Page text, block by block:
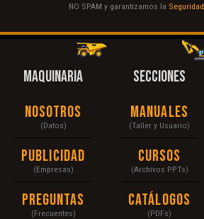
NO SPAM y garantizamos la Seguridad
MAQUINARIA
Nosotros
(Datos)
Publicidad
(Empresas)
Preguntas
(Frecuentes)
SECCIONES
Manuales
(Taller y Usuario)
Cursos
(Archivos PPTs)
Catálogos
(PDFs)